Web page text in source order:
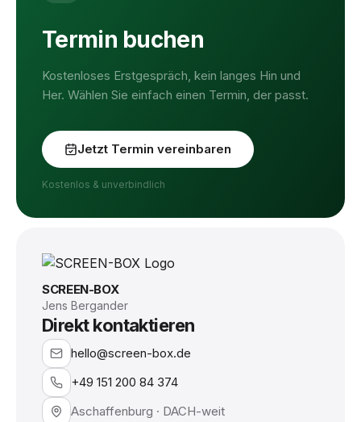
Termin buchen
Kostenloses Erstgespräch, kein langes Hin und
Her. Wählen Sie einfach einen Termin, der passt.
Jetzt Termin vereinbaren
Kostenlos & unverbindlich
SCREEN-BOX
Jens Bergander
Direkt kontaktieren
hello@screen-box.de
+49 151 200 84 374
Aschaffenburg · DACH-weit